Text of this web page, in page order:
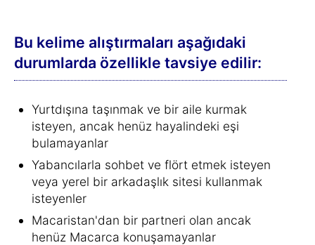
Bu kelime alıştırmaları aşağıdaki
durumlarda özellikle tavsiye edilir:
Yurtdışına taşınmak ve bir aile kurmak
isteyen, ancak henüz hayalindeki eşi
bulamayanlar
Yabancılarla sohbet ve flört etmek isteyen
veya yerel bir arkadaşlık sitesi kullanmak
isteyenler
Macaristan'dan bir partneri olan ancak
henüz Macarca konuşamayanlar